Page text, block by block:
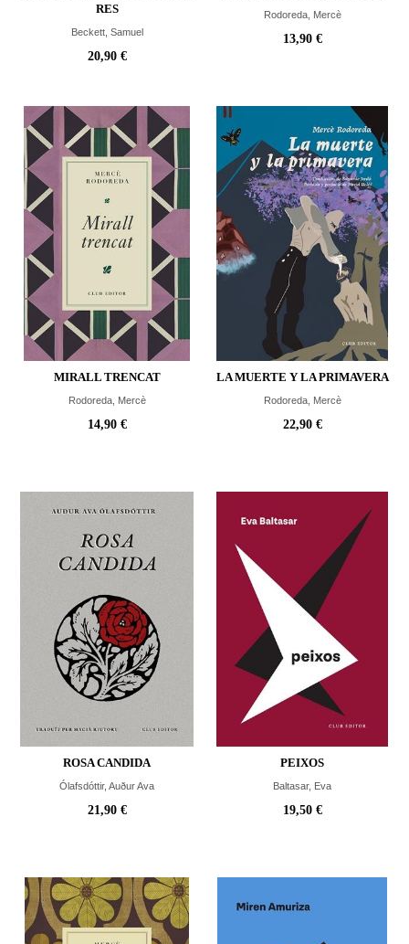
RES
Beckett, Samuel
20,90 €
Rodoreda, Mercè
13,90 €
MIRALL TRENCAT
Rodoreda, Mercè
14,90 €
LA MUERTE Y LA PRIMAVERA
Rodoreda, Mercè
22,90 €
ROSA CANDIDA
Ólafsdóttir, Auður Ava
21,90 €
PEIXOS
Baltasar, Eva
19,50 €